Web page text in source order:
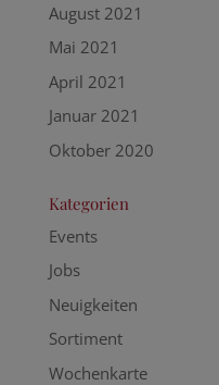
August 2021
Mai 2021
April 2021
Januar 2021
Oktober 2020
Kategorien
Events
Jobs
Neuigkeiten
Sortiment
Wochenkarte